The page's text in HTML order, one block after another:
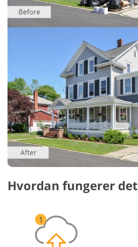
Hvordan fungerer det